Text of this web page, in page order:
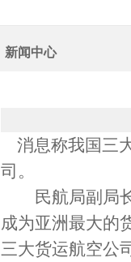
新闻中心
消息称我国三
司。
民航局副局长
成为亚洲最大的
三大货运航空公